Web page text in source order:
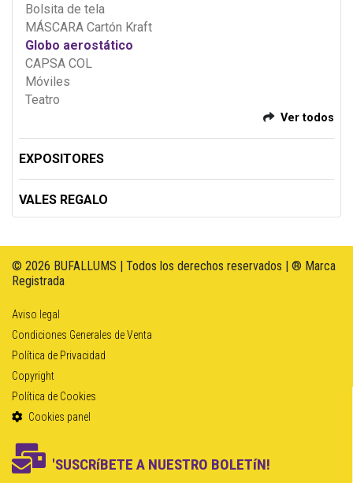
Bolsita de tela
MÁSCARA Cartón Kraft
Globo aerostático
CAPSA COL
Móviles
Teatro
Ver todos
EXPOSITORES
VALES REGALO
© 2026 BUFALLUMS | Todos los derechos reservados | ® Marca
Registrada
Aviso legal
Condiciones Generales de Venta
Política de Privacidad
Copyright
Política de Cookies
Cookies panel
'SUSCRíBETE A NUESTRO BOLETíN!